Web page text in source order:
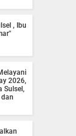
, Ibu
2026,
Sulsel,